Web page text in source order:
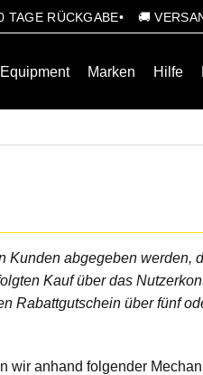
TAGE RÜCKGABE 🚚
Marken Hilfe
Kunden abgegeben
Kauf über das
Rabattgutschein über fünf
wir anhand folgender